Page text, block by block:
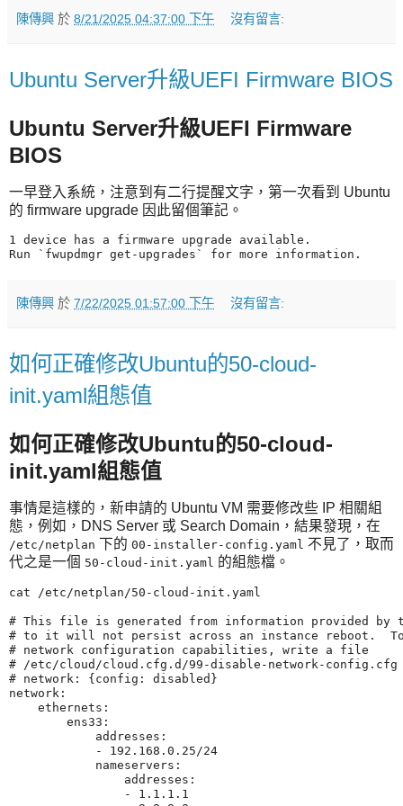
陳傳興 於 8/21/2025 04:37:00 下午 沒有留言:
Ubuntu Server升級UEFI Firmware BIOS
Ubuntu Server升級UEFI Firmware
BIOS
一早登入系統，注意到有二行提醒文字，第一次看到 Ubuntu
的 firmware upgrade 因此留個筆記。
1 device has a firmware upgrade available.
陳傳興 於 7/22/2025 01:57:00 下午 沒有留言:
如何正確修改Ubuntu的50-cloud-
init.yaml組態值
如何正確修改Ubuntu的50-cloud-
init.yaml組態值
事情是這樣的，新申請的 Ubuntu VM 需要修改些 IP 相關組
態，例如，DNS Server 或 Search Domain，結果發現，在
/etc/netplan 下的 00-installer-config.yaml 不見了，取而
代之是一個 50-cloud-init.yaml 的組態檔。
cat /etc/netplan/50-cloud-init.yaml
# This file is generated from information provided by
# to it will not persist across an instance reboot.
# network configuration capabilities, write a file
# /etc/cloud/cloud.cfg.d/99-disable-network-
# network: {config: disabled}
network:
    ethernets:
        ens33:
            addresses:
            - 192.168.0.25/24
            nameservers:
                addresses:
                - 1.1.1.1